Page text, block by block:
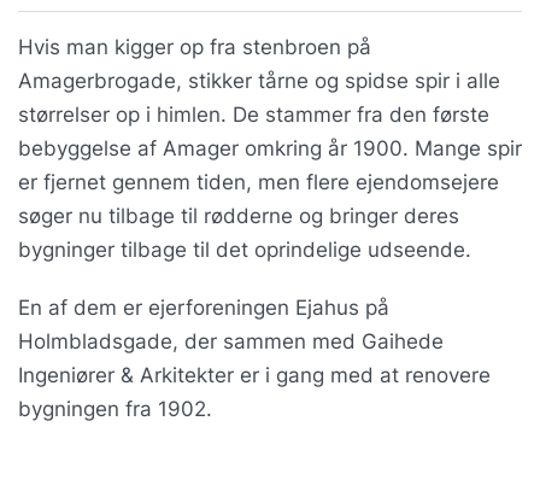
Hvis man kigger op fra stenbroen på
Amagerbrogade, stikker tårne og spidse spir i alle
størrelser op i himlen. De stammer fra den første
bebyggelse af Amager omkring år 1900. Mange spir
er fjernet gennem tiden, men flere ejendomsejere
søger nu tilbage til rødderne og bringer deres
bygninger tilbage til det oprindelige udseende.
En af dem er ejerforeningen Ejahus på
Holmbladsgade, der sammen med Gaihede
Ingeniører & Arkitekter er i gang med at renovere
bygningen fra 1902.